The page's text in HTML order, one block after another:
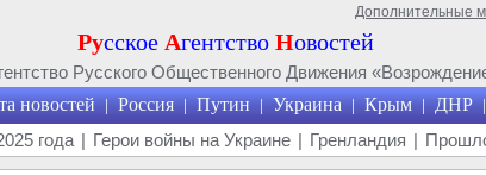
Дополнительные
Русское Агентство Новостей
Русского Общественного Движения
новостей | Россия | Путин | Украина | Крым | ДНР |
года | Герои войны на Украине | Гренландия |